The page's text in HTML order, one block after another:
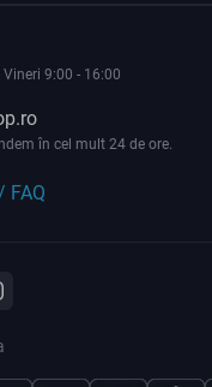
Vineri 9:00 - 16:00
în cel mult 24 de ore.
FAQ